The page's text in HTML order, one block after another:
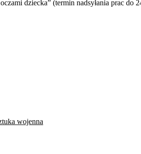
dziecka” (termin nadsyłania prac
wojenna